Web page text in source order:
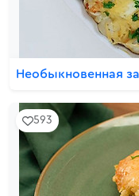
Необыкновенная
593